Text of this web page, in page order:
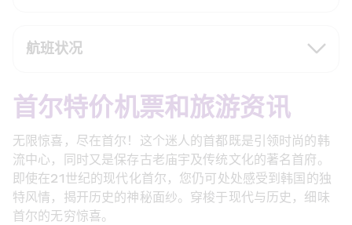
航班状况
首尔特价机票和旅游资讯
无限惊喜，尽在首尔！这个迷人的首都既是引领时尚的韩
流中心，同时又是保存古老庙宇及传统文化的著名首府。
即使在21世纪的现代化首尔，您仍可处处感受到韩国的独
特风情，揭开历史的神秘面纱。穿梭于现代与历史，细味
首尔的无穷惊喜。